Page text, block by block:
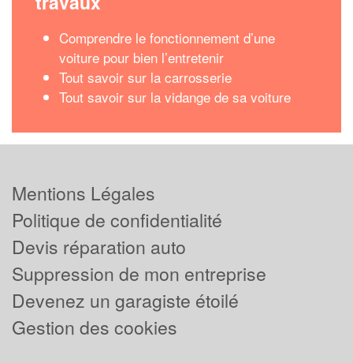
Comprendre le fonctionnement d’une
voiture pour bien l’entretenir
Tout savoir sur la carrosserie
Tout savoir sur la vidange de sa voiture
Mentions Légales
Politique de confidentialité
Devis réparation auto
Suppression de mon entreprise
Devenez un garagiste étoilé
Gestion des cookies